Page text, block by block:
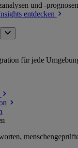
und -prognosen
entdecken
für jede